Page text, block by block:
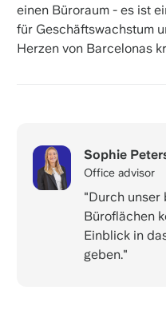
einen Büroraum - es ist
für Geschäftswachstum
Herzen von Barcelonas
Sophie
Office advisor
"Durch unser
Büroflächen
Einblick in
geben."